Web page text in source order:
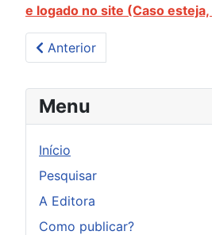
e logado no site (Caso
Artigo anterior: Apropriação
Anterior
Menu
Início
Pesquisar
A Editora
Como publicar?